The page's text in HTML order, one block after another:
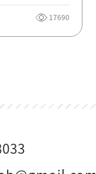
17690